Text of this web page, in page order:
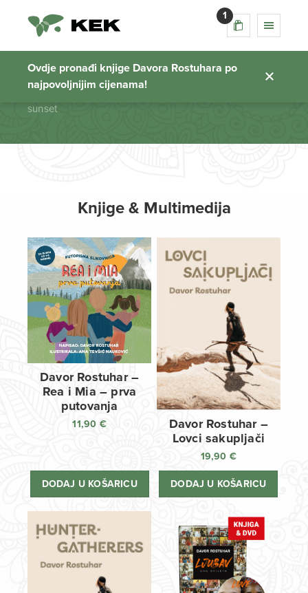
1
Ovdje pronađi knjige Davora Rostuhara po
najpovoljnijim cijenama!
sunset
Početna stranica
sunset
Knjige & Multimedija
Davor Rostuhar –
Rea i Mia – prva
putovanja
11,90 €
DODAJ U KOŠARICU
Davor Rostuhar –
Lovci sakupljači
19,90 €
DODAJ U KOŠARICU